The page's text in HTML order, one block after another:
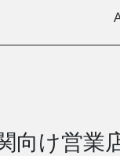
向け営業